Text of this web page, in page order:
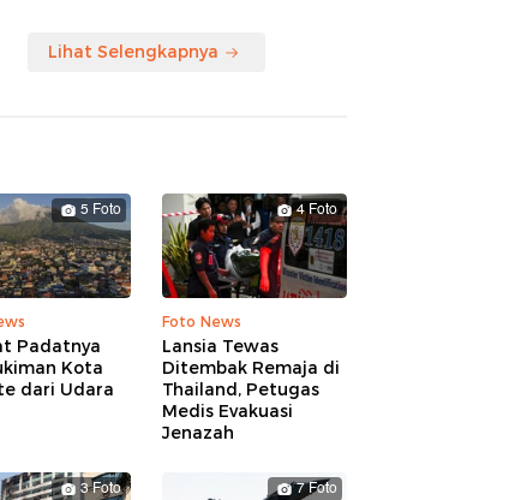
Lihat Selengkapnya
5 Foto
Padatnya
Kota
dari Udara
4 Foto
Foto News
Lansia Tewas
Ditembak Remaja di
Thailand, Petugas
Medis Evakuasi
Jenazah
3 Foto 7 Foto